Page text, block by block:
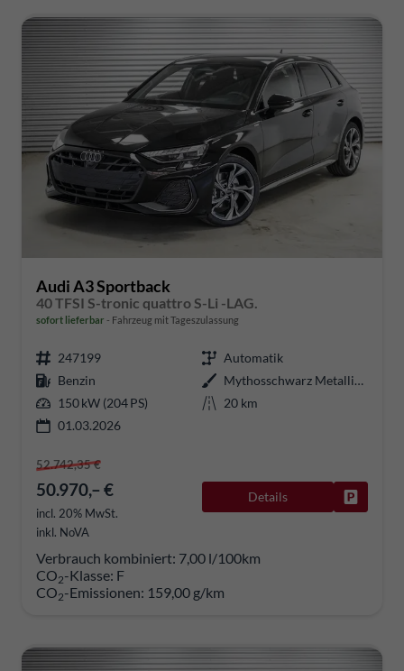
Audi A3 Sportback
40 TFSI S-tronic quattro S-Li -LAG.
sofort lieferbar Fahrzeug mit Tageszulassung
247199
Automatik
Benzin
Mythosschwarz Metallic (0E)
150 kW (204 PS)
20 km
01.03.2026
52.742,35 €
50.970,– €
incl. 20% MwSt.
inkl. NoVA
Details
Verbrauch kombiniert: 7,00 l/100km
CO2-Klasse: F
CO2-Emissionen: 159,00 g/km